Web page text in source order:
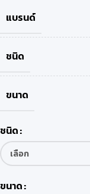
แบรนด์
ชนิด
ขนาด
ชนิด
ขนาด